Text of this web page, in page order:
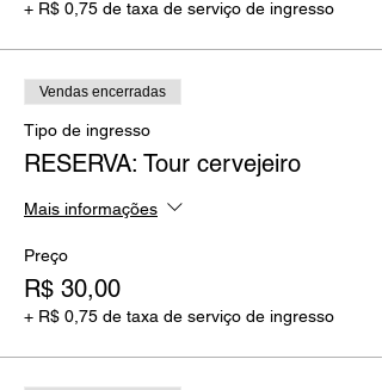
+ R$ 0,75 de taxa de serviço de ingresso
Vendas encerradas
Tipo de ingresso
RESERVA: Tour cervejeiro
Mais informações
Preço
R$ 30,00
+ R$ 0,75 de taxa de serviço de ingresso